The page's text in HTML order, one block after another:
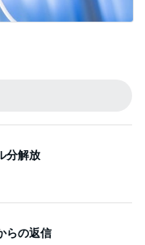
分解放
らの返信